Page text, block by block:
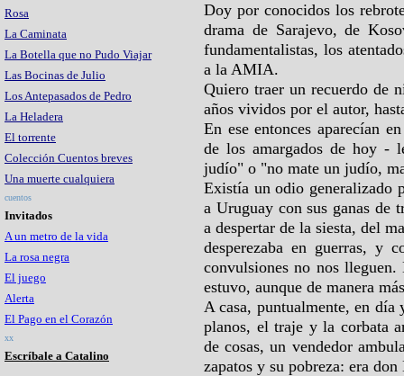
Rosa
La Caminata
La Botella que no Pudo Viajar
Las Bocinas de Julio
Los Antepasados de Pedro
La Heladera
El torrente
Colección Cuentos breves
Una muerte cualquiera
cuentos
Invitados
A un metro de la vida
La rosa negra
El juego
Alerta
El Pago en el Corazón
xx
Escríbale a Catalino
Doy por conocidos los
drama de Sarajevo, de
fundamentalistas, los
a la AMIA.
Quiero traer un recuerdo de
años vividos por el autor,
En ese entonces aparecían
de los amargados de hoy -
judío" o "no mate un judío,
Existía un odio generalizado
a Uruguay con sus ganas de
a despertar de la siesta, del
desperezaba en guerras, y
convulsiones no nos
estuvo, aunque de manera
A casa, puntualmente, en día
planos, el traje y la corbata
de cosas, un vendedor
zapatos y su pobreza: era